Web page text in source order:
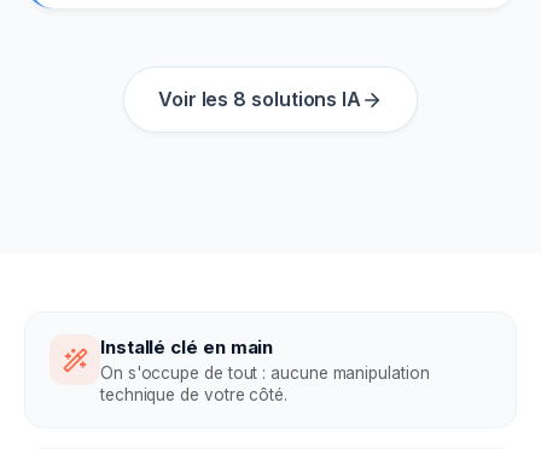
Voir les 8 solutions IA
Installé clé en main
On s'occupe de tout : aucune manipulation
technique de votre côté.